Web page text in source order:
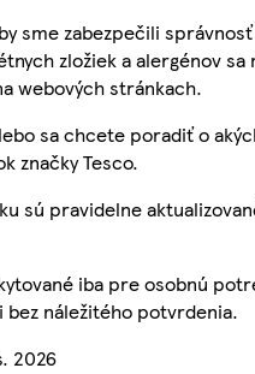
sme zabezpečili
zložiek a alergénov
webových stránkach.
sa chcete poradiť o
značky Tesco.
sú pravidelne
iba pre osobnú
bez náležitého potvrdenia.
2026